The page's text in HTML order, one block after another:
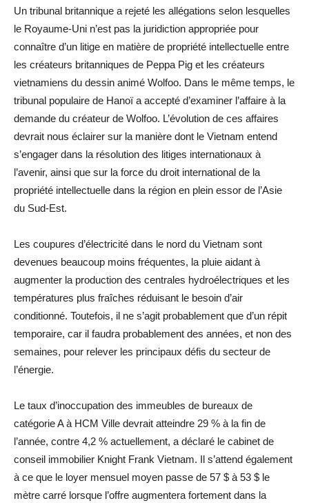
Un tribunal britannique a rejeté les allégations selon lesquelles
le Royaume-Uni n’est pas la juridiction appropriée pour
connaître d’un litige en matière de propriété intellectuelle entre
les créateurs britanniques de Peppa Pig et les créateurs
vietnamiens du dessin animé Wolfoo. Dans le même temps, le
tribunal populaire de Hanoï a accepté d’examiner l’affaire à la
demande du créateur de Wolfoo. L’évolution de ces affaires
devrait nous éclairer sur la manière dont le Vietnam entend
s’engager dans la résolution des litiges internationaux à
l’avenir, ainsi que sur la force du droit international de la
propriété intellectuelle dans la région en plein essor de l’Asie
du Sud-Est.
Les coupures d’électricité dans le nord du Vietnam sont
devenues beaucoup moins fréquentes, la pluie aidant à
augmenter la production des centrales hydroélectriques et les
températures plus fraîches réduisant le besoin d’air
conditionné. Toutefois, il ne s’agit probablement que d’un répit
temporaire, car il faudra probablement des années, et non des
semaines, pour relever les principaux défis du secteur de
l’énergie.
Le taux d’inoccupation des immeubles de bureaux de
catégorie A à HCM Ville devrait atteindre 29 % à la fin de
l’année, contre 4,2 % actuellement, a déclaré le cabinet de
conseil immobilier Knight Frank Vietnam. Il s’attend également
à ce que le loyer mensuel moyen passe de 57 $ à 53 $ le
mètre carré lorsque l’offre augmentera fortement dans la